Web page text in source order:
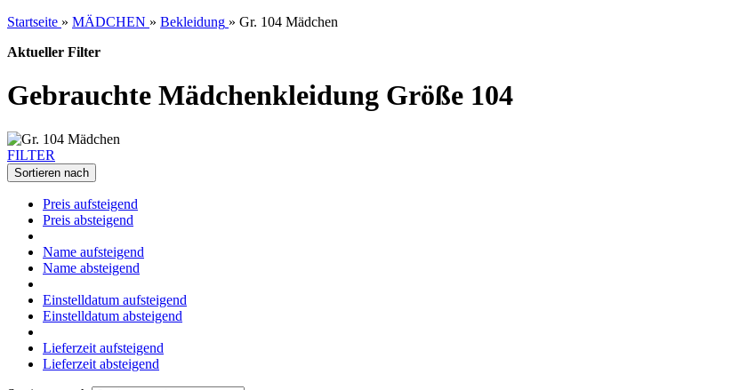
Startseite » MÄDCHEN » Bekleidung » Gr. 104 Mädchen
Aktueller Filter
Gebrauchte Mädchenkleidung Größe 104
FILTER
Sortieren nach
Preis aufsteigend
Preis absteigend
Name aufsteigend
Name absteigend
Einstelldatum aufsteigend
Einstelldatum absteigend
Lieferzeit aufsteigend
Lieferzeit absteigend